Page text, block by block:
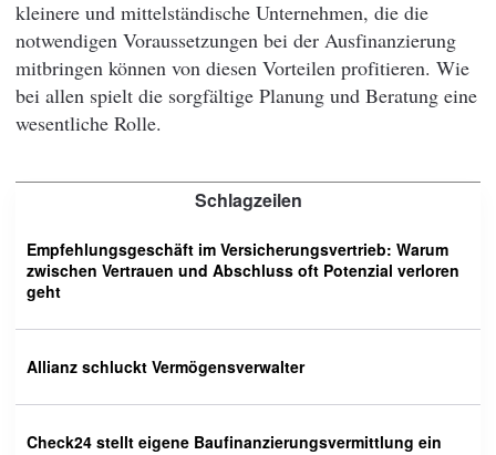
kleinere und mittelständische Unternehmen, die die
notwendigen Voraussetzungen bei der Ausfinanzierung
mitbringen können von diesen Vorteilen profitieren. Wie
bei allen spielt die sorgfältige Planung und Beratung eine
wesentliche Rolle.
Schlagzeilen
Empfehlungsgeschäft im Versicherungsvertrieb: Warum
zwischen Vertrauen und Abschluss oft Potenzial verloren
geht
Allianz schluckt Vermögensverwalter
Check24 stellt eigene Baufinanzierungsvermittlung ein